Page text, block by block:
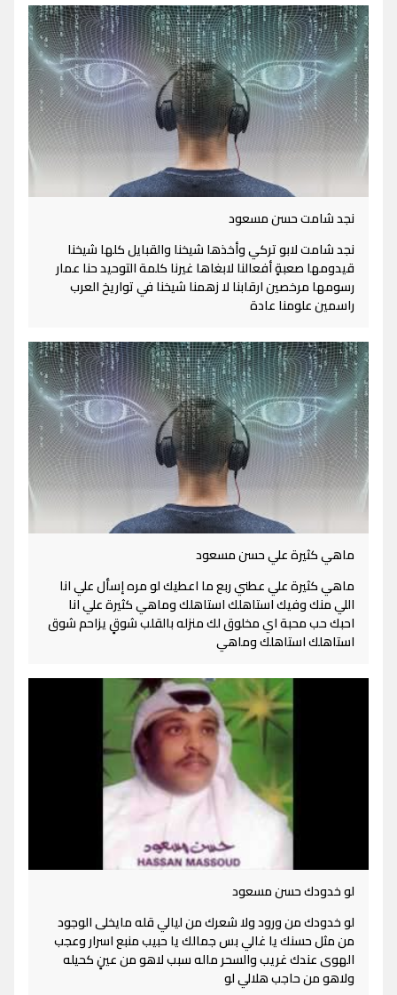
نجد شامت حسن مسعود
نجد شامت لابو تركي وأخذها شيخنا والقبايل كلها شيخنا
قيدومها صعبةٍ أفعالنا لابغاها غيرنا كلمة التوحيد حنا عمار
رسومها مرخصين ارقابنا لا زهمنا شيخنا في تواريخ العرب
راسمين علومنا عادة
ماهي كثيرة علي حسن مسعود
ماهي كثيرة علي عطني ربع ما اعطيك لو مره إسأل علي انا
اللي منك وفيك استاهلك استاهلك وماهي كثيرة علي انا
احبك حب محبة اي مخلوق لك منزله بالقلب شوقٍ يزاحم شوق
استاهلك استاهلك وماهي
لو خدودك حسن مسعود
لو خدودك من ورود ولا شعرك من ليالي قله مايخلى الوجود
من مثل حسنك يا غالي بس جمالك يا حبيب منبع اسرار وعجب
الهوى عندك غريب والسحر ماله سبب لاهو من عينٍ كحيله
ولاهو من حاجب هلالي لو